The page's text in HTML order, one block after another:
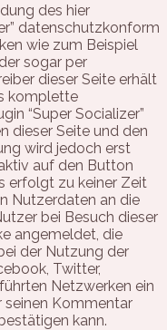
des hier
datenschutzkonform
wie zum Beispiel
sogar per
dieser Seite erhält
komplette
“Super Socializer”
dieser Seite und den
wird jedoch erst
auf den Button
erfolgt zu keiner Zeit
Nutzerdaten an die
bei Besuch dieser
angemeldet, die
der Nutzung der
Twitter,
Netzwerken ein
seinen Kommentar
kann.